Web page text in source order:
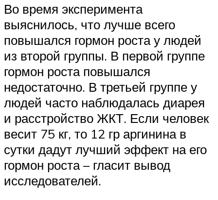
Во время эксперимента
выяснилось, что лучше всего
повышался гормон роста у людей
из второй группы. В первой группе
гормон роста повышался
недостаточно. В третьей группе у
людей часто наблюдалась диарея
и расстройство ЖКТ. Если человек
весит 75 кг, то 12 гр аргинина в
сутки дадут лучший эффект на его
гормон роста – гласит вывод
исследователей.